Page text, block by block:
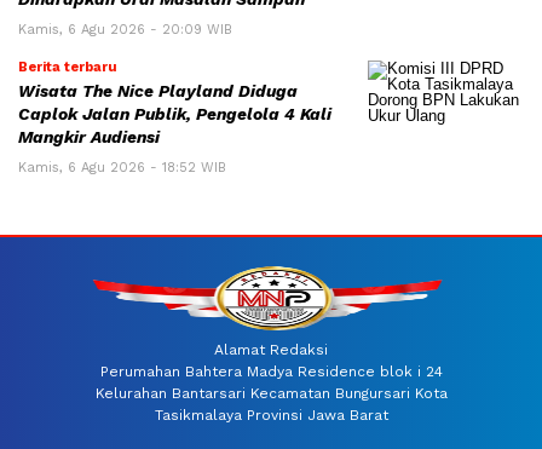
Kamis, 6 Agu 2026 - 20:09 WIB
Berita terbaru
Wisata The Nice Playland Diduga
Caplok Jalan Publik, Pengelola 4 Kali
Mangkir Audiensi
Kamis, 6 Agu 2026 - 18:52 WIB
Alamat Redaksi
Perumahan Bahtera Madya Residence blok i 24
Kelurahan Bantarsari Kecamatan Bungursari Kota
Tasikmalaya Provinsi Jawa Barat